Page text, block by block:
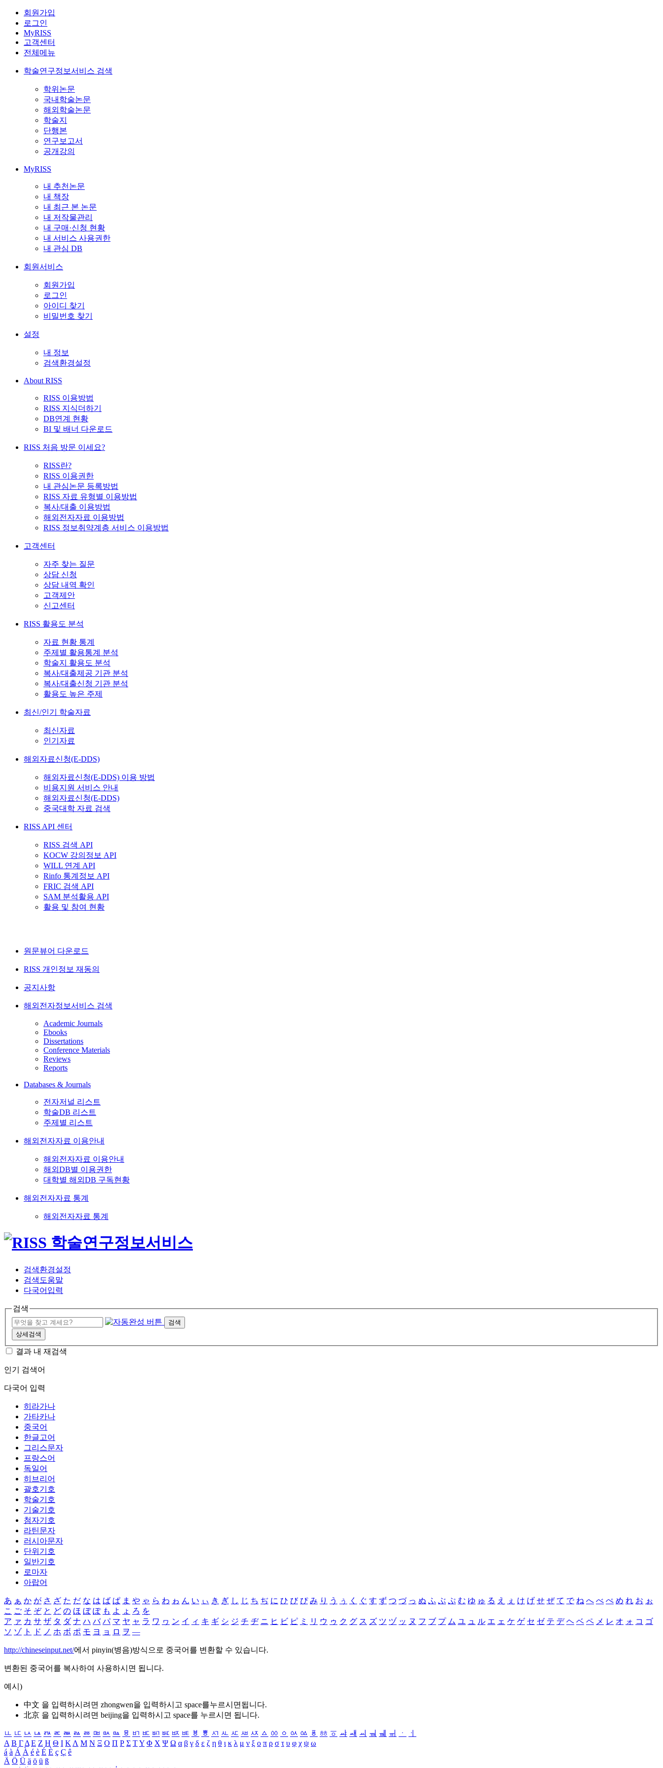
회원가입
로그인
MyRISS
고객센터
전체메뉴
학술연구정보서비스 검색
학위논문
국내학술논문
해외학술논문
학술지
단행본
연구보고서
공개강의
MyRISS
내 추천논문
내 책장
내 최근 본 논문
내 저작물관리
내 구매·신청 현황
내 서비스 사용권한
내 관심 DB
회원서비스
회원가입
로그인
아이디 찾기
비밀번호 찾기
설정
내 정보
검색환경설정
About RISS
RISS 이용방법
RISS 지식더하기
DB연계 현황
BI 및 배너 다운로드
RISS 처음 방문 이세요?
RISS란?
RISS 이용권한
내 관심논문 등록방법
RISS 자료 유형별 이용방법
복사/대출 이용방법
해외전자자료 이용방법
RISS 정보취약계층 서비스 이용방법
고객센터
자주 찾는 질문
상담 신청
상담 내역 확인
고객제안
신고센터
RISS 활용도 분석
자료 현황 통계
주제별 활용통계 분석
학술지 활용도 분석
복사/대출제공 기관 분석
복사/대출신청 기관 분석
활용도 높은 주제
최신/인기 학술자료
최신자료
인기자료
해외자료신청(E-DDS)
해외자료신청(E-DDS) 이용 방법
비용지원 서비스 안내
해외자료신청(E-DDS)
중국대학 자료 검색
RISS API 센터
RISS 검색 API
KOCW 강의정보 API
WILL 연계 API
Rinfo 통계정보 API
FRIC 검색 API
SAM 분석활용 API
활용 및 참여 현황
원문뷰어 다운로드
RISS 개인정보 재동의
공지사항
해외전자정보서비스 검색
Academic Journals
Ebooks
Dissertations
Conference Materials
Reviews
Reports
Databases & Journals
전자저널 리스트
학술DB 리스트
주제별 리스트
해외전자자료 이용안내
해외전자자료 이용안내
해외DB별 이용권한
대학별 해외DB 구독현황
해외전자자료 통계
해외전자자료 통계
검색환경설정
검색도움말
다국어입력
검색
검색
상세검색
결과 내 재검색
인기 검색어
다국어 입력
히라가나
가타카나
중국어
한글고어
그리스문자
프랑스어
독일어
히브리어
괄호기호
학술기호
기술기호
첨자기호
라틴문자
러시아문자
단위기호
일반기호
로마자
아랍어
あ ぁ か が さ ざ た だ な は ば ぱ ま や ゃ ら わ ゎ ん い ぃ き ぎ し じ ち ぢ に ひ び ぴ み り う ぅ く ぐ す ず つ づ っ ぬ ふ ぶ ぷ む ゆ ゅ る え ぇ け げ せ ぜ て で ね へ べ ぺ め れ お ぉ
こ ご そ ぞ と ど の ほ ぼ ぽ も よ ょ ろ を
ア ァ カ サ ザ タ ダ ナ ハ バ パ マ ヤ ャ ラ ワ ヮ ン イ ィ キ ギ シ ジ チ ヂ ニ ヒ ビ ピ ミ リ ウ ゥ ク グ ス ズ ツ ヅ ッ ヌ フ ブ プ ム ユ ュ ル エ ェ ケ ゲ セ ゼ テ デ ヘ ベ ペ メ レ オ ォ コ ゴ
ソ ゾ ト ド ノ ホ ボ ポ モ ヨ ョ ロ ヲ ―
http://chineseinput.net/에서 pinyin(병음)방식으로 중국어를 변환할 수 있습니다.
변환된 중국어를 복사하여 사용하시면 됩니다.
예시)
中文 을 입력하시려면 zhongwen을 입력하시고 space를누르시면됩니다.
北京 을 입력하시려면 beijing을 입력하시고 space를 누르시면 됩니다.
ㅥ ㅦ ㅧ ㅨ ㅩ ㅪ ㅫ ㅬ ㅭ ㅮ ㅯ ㅰ ㅱ ㅲ ㅳ ㅴ ㅵ ㅶ ㅷ ㅸ ㅹ ㅺ ㅻ ㅼ ㅽ ㅾ ㅿ ㆀ ㆁ ㆂ ㆃ ㆄ ㆅ ㆆ ㆇ ㆈ ㆉ ㆊ ㆋ ㆌ ㆍ
ㆎ
Α Β ΓΔ Ε Ζ Η Θ Ι ΚΛ Μ Ν Ξ Ο Π Ρ Σ ΤΥ Φ Χ Ψ Ω α β γ δ ε ζ η θ ι κ λ μ ν ξ ο π ρ σ τ υ φ χ ψ ω
á à Á À é è É È ç Ç ê
Ä Ö Ü ä ö ü ß